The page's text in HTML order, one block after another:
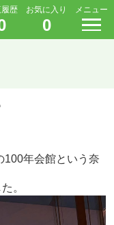
歴 お気に入り
0
メニュー
100年会館という奈
。